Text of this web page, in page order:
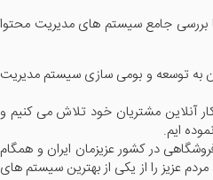
جامع سیستم های مدیریت محتوا
به توسعه و بومی سازی سیستم مدیریت
آنلاین مشتریان خود تلاش می کنیم و
ایم.
در کشور عزیزمان ایران و همگام
عزیز را از یکی از بهترین سیستم های